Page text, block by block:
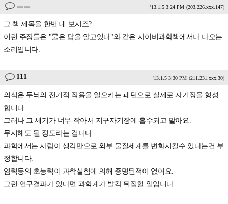
ㅡㅡ '13.1.5 3:24 PM (203.226.xxx.147)
그 책 제목을 한번 대 보시죠?
이런 주장들은 "물은 답을 알고있다"와 같은 사이비과학책에서나 나오는
소리입니다.
111 '13.1.5 3:30 PM (211.231.xxx.30)
의식은 두뇌의 전기적 작용을 일으키는 패턴으로 실제로 자기장을 형성
합니다.
그러나 그 세기가 너무 작아서 지구자기장에 흡수되고 말아요.
무시해도 될 정도라는 겁니다.
과학에서는 사람이 생각만으로 외부 물질세계를 변화시킬수 있다는건 부
정합니다.
염력등의 초능력이 과학실험에 의해 증명된적이 없어요.
그런 연구결과가 있다면 과학계가 발칵 뒤집힐 일입니다.